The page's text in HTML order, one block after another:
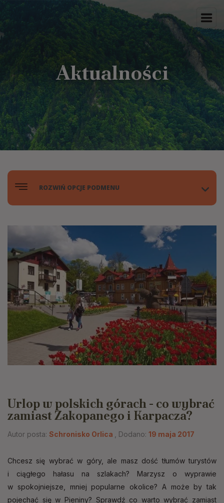
Aktualności
ROZWIŃ OPCJE PODMENU
Urlop w polskich górach - co wybrać
zamiast Zakopanego i Karpacza?
Autor posta: Schronisko Orlica , Dodano: 19 maja 2017
Chcesz się wybrać w góry, ale masz dość tłumów turystów
i ciągłego hałasu na szlakach? Marzysz o wyprawie
w spokojniejsze, mniej popularne okolice? A może by tak
pojechać się w Pieniny? Sprawdź co warto wybrać zamiast